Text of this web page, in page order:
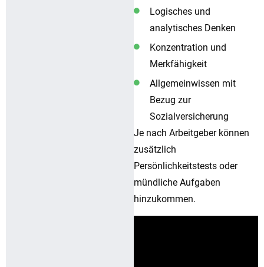
Logisches und
analytisches Denken
Konzentration und
Merkfähigkeit
Allgemeinwissen mit
Bezug zur
Sozialversicherung
Je nach Arbeitgeber können
zusätzlich
Persönlichkeitstests oder
mündliche Aufgaben
hinzukommen.